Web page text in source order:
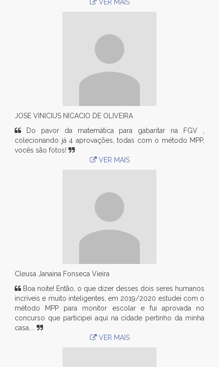
VER MAIS
JOSE VINICIUS NICACIO DE OLIVEIRA
Do pavor da matemática para gabaritar na FGV ,
colecionando já 4 aprovações, todas com o método MPP,
vocês são fotos!
VER MAIS
Cleusa Janaina Fonseca Vieira
Boa noite! Então, o que dizer desses dois seres humanos
incríveis e muito inteligentes, em 2019/2020 estudei com o
método MPP para monitor escolar e fui aprovada no
concurso que participei aqui na cidade pertinho da minha
casa,...
VER MAIS